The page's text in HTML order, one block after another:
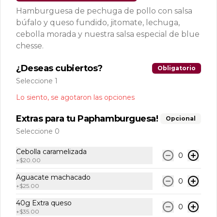
(PDV)
Conócenos
Sucursales
Términos y condiciones
Hamburguesa de pechuga de pollo con salsa
búfalo y queso fundido, jitomate, lechuga,
cebolla morada y nuestra salsa especial de blue
chesse.
¿Deseas cubiertos? Obligatorio
Seleccione 1
Lo siento, se agotaron las opciones
Extras para tu Paphamburguesa! Opcional
Seleccione 0
Cebolla caramelizada
+$20.00
0
Aguacate machacado
+$25.00
0
40g Extra queso
+$35.00
0